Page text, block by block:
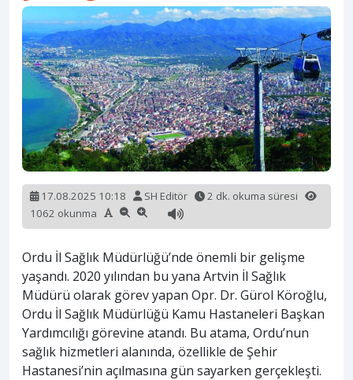
17.08.2025 10:18 SH Editör
2 dk. okuma süresi
1062 okunma
Ordu İl Sağlık Müdürlüğü’nde önemli bir gelişme
yaşandı. 2020 yılından bu yana Artvin İl Sağlık
Müdürü olarak görev yapan Opr. Dr. Gürol Köroğlu,
Ordu İl Sağlık Müdürlüğü Kamu Hastaneleri Başkan
Yardımcılığı görevine atandı. Bu atama, Ordu’nun
sağlık hizmetleri alanında, özellikle de Şehir
Hastanesi’nin açılmasına gün sayarken gerçekleşti.